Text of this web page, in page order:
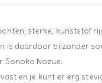
sterke, kunststof
is daardoor bijzonder
Sonoko Nozue.
en je kunt er erg